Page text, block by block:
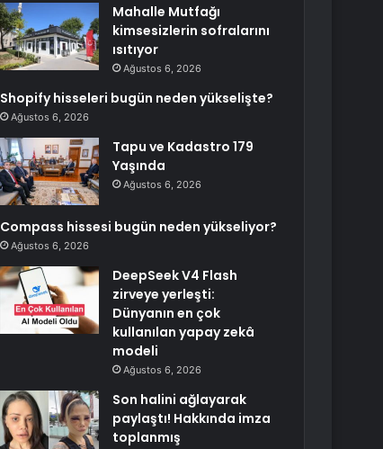
Mahalle Mutfağı
kimsesizlerin sofralarını
ısıtıyor
Ağustos 6, 2026
Shopify hisseleri bugün neden yükselişte?
Ağustos 6, 2026
Tapu ve Kadastro 179
Yaşında
Ağustos 6, 2026
Compass hissesi bugün neden yükseliyor?
Ağustos 6, 2026
DeepSeek V4 Flash
zirveye yerleşti:
Dünyanın en çok
kullanılan yapay zekâ
modeli
Ağustos 6, 2026
Son halini ağlayarak
paylaştı! Hakkında imza
toplanmış